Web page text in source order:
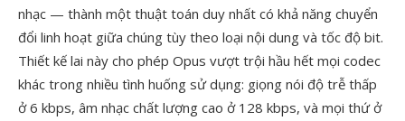
nhạc — thành một thuật toán duy nhất có khả năng chuyển
đổi linh hoạt giữa chúng tùy theo loại nội dung và tốc độ bit.
Thiết kế lai này cho phép Opus vượt trội hầu hết mọi codec
khác trong nhiều tình huống sử dụng: giọng nói độ trễ thấp
ở 6 kbps, âm nhạc chất lượng cao ở 128 kbps, và mọi thứ ở